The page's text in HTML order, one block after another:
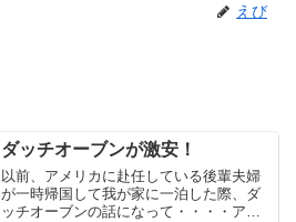
えび
ダッチオーブンが激安！
以前、アメリカに赴任している後輩夫婦
が一時帰国して我が家に一泊した際、ダ
ッチオーブンの話になって・・・・アメ